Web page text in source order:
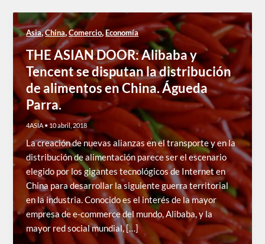
Asia,China,Comercio,Economía
THE ASIAN DOOR: Alibaba y
Tencent se disputan la distribución
de alimentos en China. Águeda
Parra.
4ASIA • 10 abril, 2018
La creación de nuevas alianzas en el transporte y en la
distribución de alimentación parece ser el escenario
elegido por los gigantes tecnológicos de Internet en
China para desarrollar la siguiente guerra territorial
en la industria. Conocido es el interés de la mayor
empresa de e-commerce del mundo, Alibaba, y la
mayor red social mundial, […]